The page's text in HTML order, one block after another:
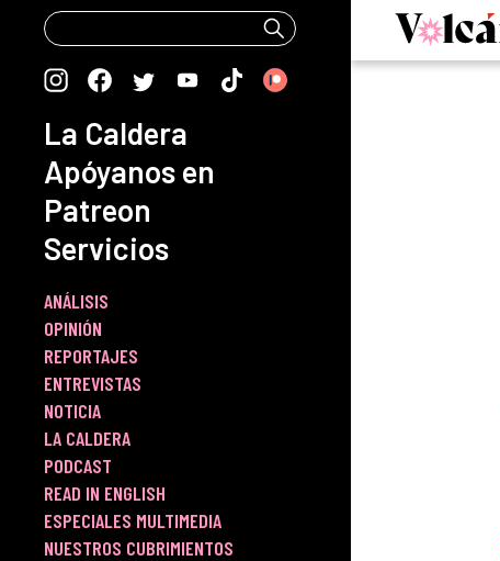
content
La Caldera
Apóyanos en
Patreon
Servicios
ANÁLISIS
OPINIÓN
REPORTAJES
ENTREVISTAS
NOTICIA
LA CALDERA
PODCAST
READ IN ENGLISH
ESPECIALES MULTIMEDIA
NUESTROS CUBRIMIENTOS